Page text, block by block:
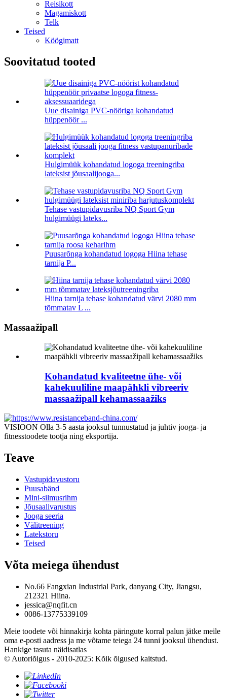
Reisikott
Magamiskott
Telk
Teised
Köögimatt
Soovitatud tooted
Uue disainiga PVC-nööriga kohandatud
hüppenöör ...
Hulgimüük kohandatud logoga treeningriba
lateksist jõusaalijooga...
Tehase vastupidavusriba NQ Sport Gym
hulgimüügi lateks...
Puusarõnga kohandatud logoga Hiina tehase
tarnija P...
Hiina tarnija tehase kohandatud värvi 2080 mm
tõmmatav L ...
Massaažipall
Kohandatud kvaliteetne ühe- või
kahekuuliline maapähkli vibreeriv
massaažipall kehamassaažiks
VISIOON Olla 3-5 aasta jooksul tunnustatud ja juhtiv jooga- ja
fitnesstoodete tootja ning eksportija.
Teave
Vastupidavustoru
Puusabänd
Mini-silmusrihm
Jõusaalivarustus
Jooga seeria
Välitreening
Latekstoru
Teised
Võta meiega ühendust
No.66 Fangxian Industrial Park, danyang City, Jiangsu,
212321 Hiina.
jessica@nqfit.cn
0086-13775339109
Meie toodete või hinnakirja kohta päringute korral palun jätke meile
oma e-posti aadress ja me võtame teiega 24 tunni jooksul ühendust.
Hankige tasuta näidisatlas
© Autoriõigus - 2010-2025: Kõik õigused kaitstud.